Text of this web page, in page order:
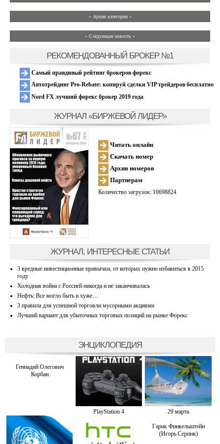
» Архив категории «
» Следующая новость »
РЕКОМЕНДОВАННЫЙ БРОКЕР №1
Самый правдивый рейтинг брокеров форекс
Автотрейдинг Pro-Rebate: копируй сделки VIP трейдеров бесплатно
Nord FX лучший форекс брокер 2019 года
ЖУРНАЛ «БИРЖЕВОЙ ЛИДЕР»
Читать онлайн
Скачать номер
Архив номеров
Партнерам
Количество загрузок: 10698824
ЖУРНАЛ, ИНТЕРЕСНЫЕ СТАТЬИ
3 вредные инвестиционные привычки, от которых нужно избавиться в 2015
году
Холодная война с Россией никогда и не заканчивалась
Нефть: Все могло быть и хуже…
3 правила для успешной торговли мусорными акциями
Лучший вариант для убыточных торговых позиций на рынке Форекс
ЭНЦИКЛОПЕДИЯ
Геннадий Олегович
Корбан
PlayStation 4 29 марта
Гарик Финкельштейн
(Игорь Серпик)